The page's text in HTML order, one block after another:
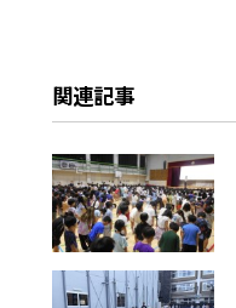
関連記事